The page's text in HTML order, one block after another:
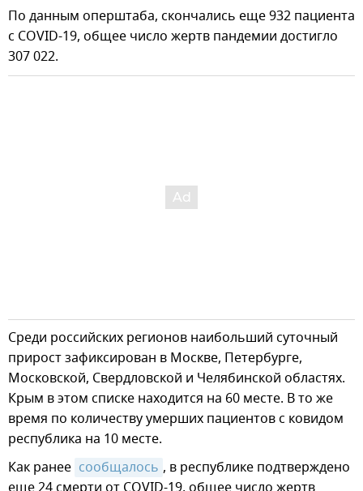
По данным оперштаба, скончались еще 932 пациента
с COVID-19, общее число жертв пандемии достигло
307 022.
Среди российских регионов наибольший суточный
прирост зафиксирован в Москве, Петербурге,
Московской, Свердловской и Челябинской областях.
Крым в этом списке находится на 60 месте. В то же
время по количеству умерших пациентов с ковидом
республика на 10 месте.
Как ранее сообщалось , в республике подтверждено